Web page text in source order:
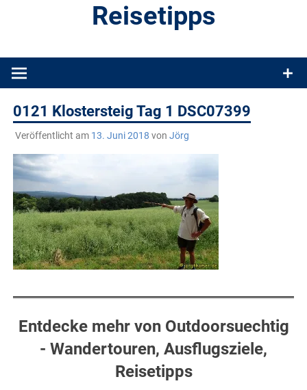
Reisetipps
Produkttests und Buchrezensionen. Ein Blog für alle, die gern
0121 Klostersteig Tag 1 DSC07399
Veröffentlicht am 13. Juni 2018 von Jörg
Entdecke mehr von Outdoorsuechtig
- Wandertouren, Ausflugsziele,
Reisetipps